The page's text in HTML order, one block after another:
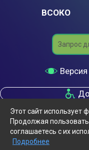
ВСОКО
Search
Колледж
банковского
Этот сайт использует
Продолжая
соглашаетесь с их
Подробнее